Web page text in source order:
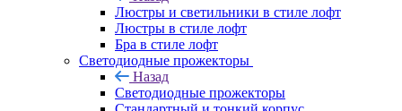
Люстры и светильники в стиле лофт
Люстры в стиле лофт
Бра в стиле лофт
Светодиодные прожекторы
Назад
Светодиодные прожекторы